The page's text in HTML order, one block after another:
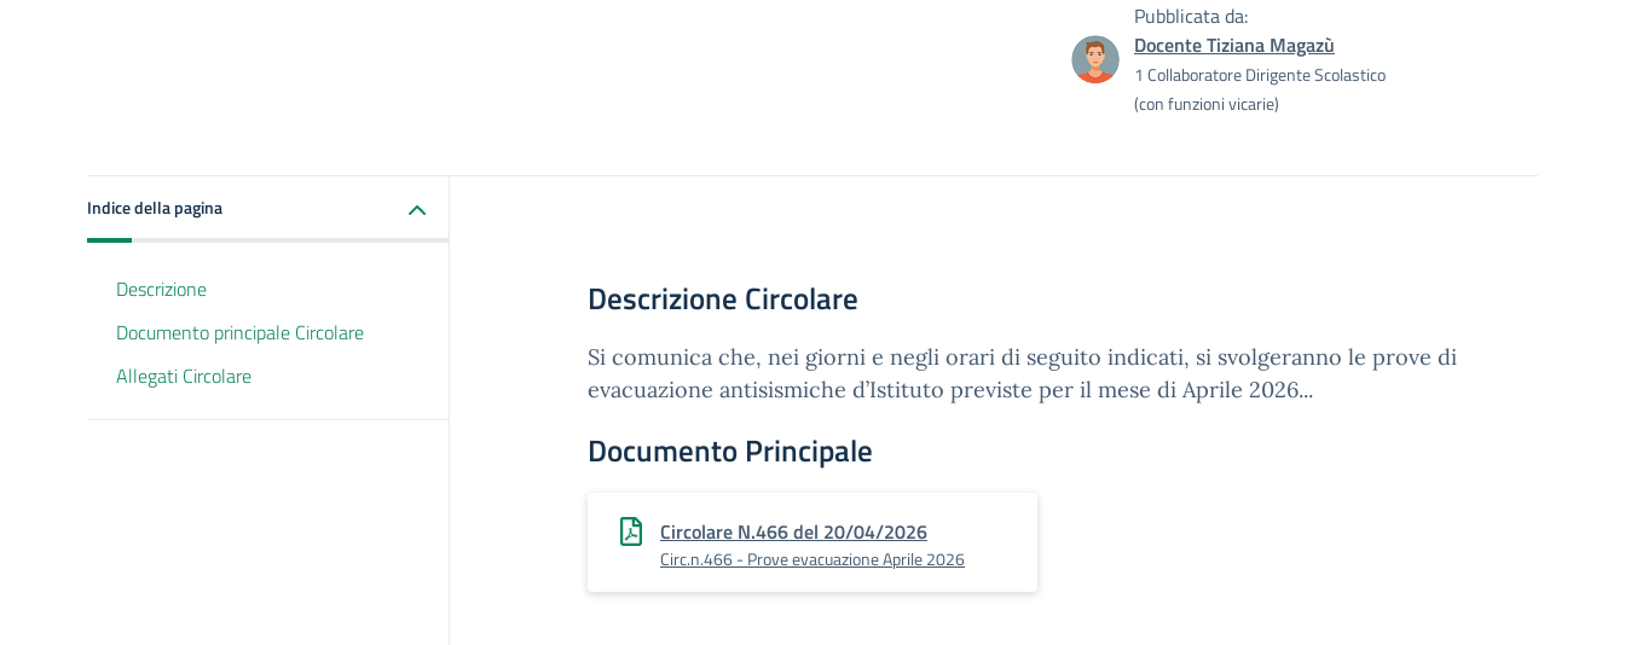
Pubblicata da:
Docente Tiziana Magazù
1 Collaboratore Dirigente Scolastico
(con funzioni vicarie)
Indice della pagina
Descrizione
Documento principale Circolare
Allegati Circolare
Descrizione Circolare
Si comunica che, nei giorni e negli orari di seguito indicati, si svolgeranno le prove di
evacuazione antisismiche d’Istituto previste per il mese di Aprile 2026...
Documento Principale
Circolare N.466 del 20/04/2026
Circ.n.466 - Prove evacuazione Aprile 2026